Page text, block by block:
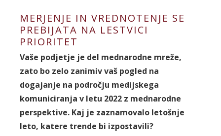
MERJENJE IN VREDNOTENJE SE
PREBIJATA NA LESTVICI
PRIORITET
Vaše podjetje je del mednarodne mreže,
zato bo zelo zanimiv vaš pogled na
dogajanje na področju medijskega
komuniciranja v letu 2022 z mednarodne
perspektive. Kaj je zaznamovalo letošnje
leto, katere trende bi izpostavili?